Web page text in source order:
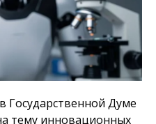
Государственной Думе
тему инновационных